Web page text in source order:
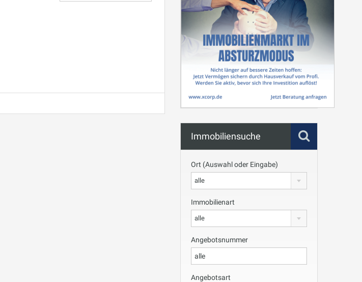
Immobiliensuche
Ort (Auswahl oder Eingabe)
alle
Immobilienart
alle
Angebotsnummer
Angebotsart